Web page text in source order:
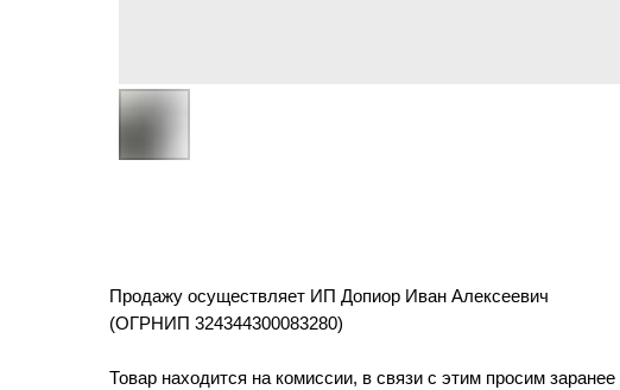
Продажу осуществляет ИП Допиор Иван Алексеевич
(ОГРНИП 324344300083280)
Товар находится на комиссии, в связи с этим просим